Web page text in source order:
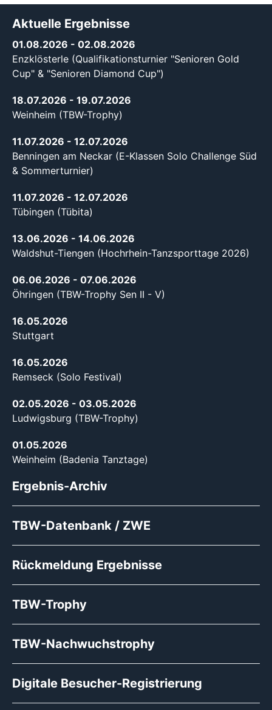
Aktuelle Ergebnisse
01.08.2026 - 02.08.2026
Enzklösterle (Qualifikationsturnier "Senioren Gold
Cup" & "Senioren Diamond Cup")
18.07.2026 - 19.07.2026
Weinheim (TBW-Trophy)
11.07.2026 - 12.07.2026
Benningen am Neckar (E-Klassen Solo Challenge Süd
& Sommerturnier)
11.07.2026 - 12.07.2026
Tübingen (Tübita)
13.06.2026 - 14.06.2026
Waldshut-Tiengen (Hochrhein-Tanzsporttage 2026)
06.06.2026 - 07.06.2026
Öhringen (TBW-Trophy Sen II - V)
16.05.2026
Stuttgart
16.05.2026
Remseck (Solo Festival)
02.05.2026 - 03.05.2026
Ludwigsburg (TBW-Trophy)
01.05.2026
Weinheim (Badenia Tanztage)
Ergebnis-Archiv
TBW-Datenbank / ZWE
Rückmeldung Ergebnisse
TBW-Trophy
TBW-Nachwuchstrophy
Digitale Besucher-Registrierung